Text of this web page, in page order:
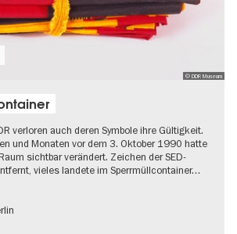
© DDR Museum
verloren auch deren Symbole ihre Gültigkeit.
und Monaten vor dem 3. Oktober 1990 hatte
sichtbar verändert. Zeichen der SED-
vieles landete im Sperrmüllcontainer…